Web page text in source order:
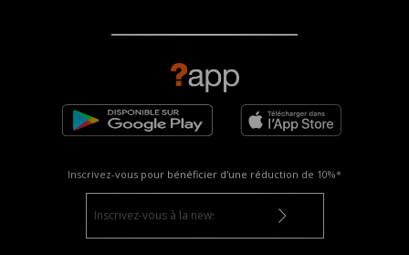
Inscrivez-vous pour bénéficier d'une réduction de 10%*